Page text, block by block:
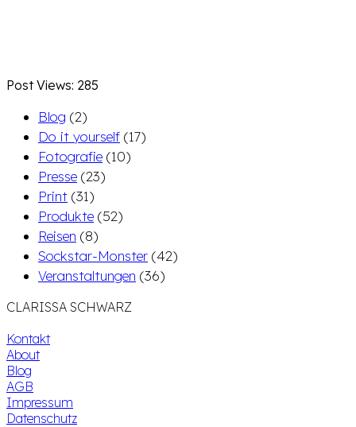
Post Views: 285
Blog (2)
Do it yourself (17)
Fotografie (10)
Presse (23)
Print (31)
Produkte (52)
Reisen (8)
Sockstar-Monster (42)
Veranstaltungen (36)
CLARISSA SCHWARZ
Kontakt
About
Blog
AGB
Impressum
Datenschutz